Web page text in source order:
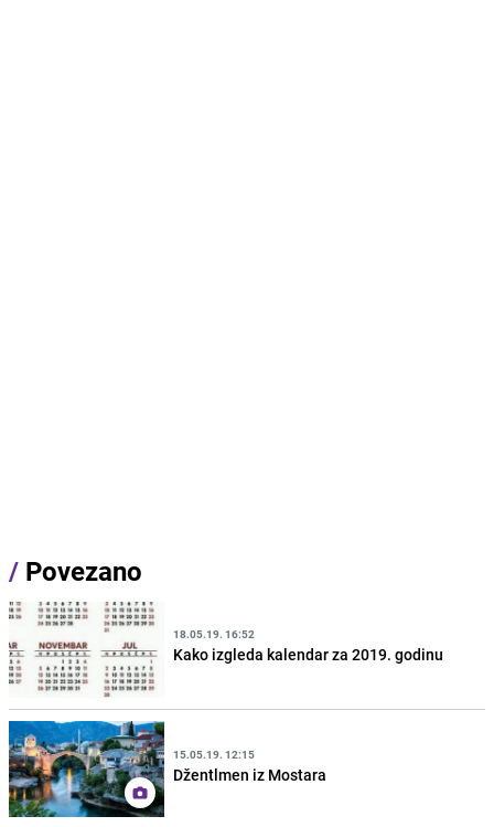
/ Povezano
18.05.19. 16:52
Kako izgleda kalendar za 2019. godinu
15.05.19. 12:15
Džentlmen iz Mostara